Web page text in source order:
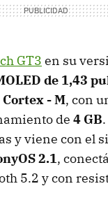
GT3 en su
de 1,43
Cortex - M, con
de 4 GB
y viene con el
2.1,
5.2 y con